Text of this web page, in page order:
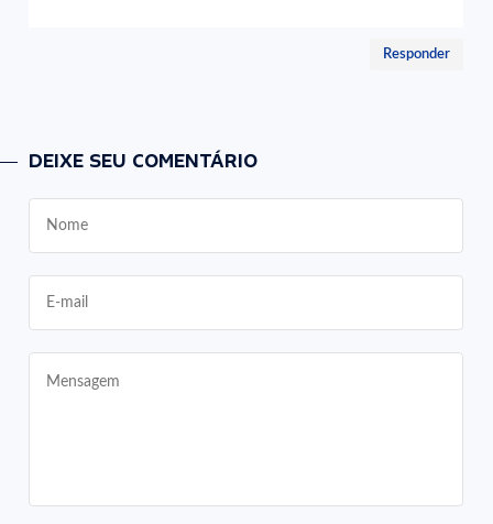
Responder
DEIXE SEU COMENTÁRIO